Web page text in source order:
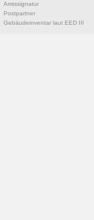
Amtssignatur
Postpartner
Gebäudeinventar laut EED III